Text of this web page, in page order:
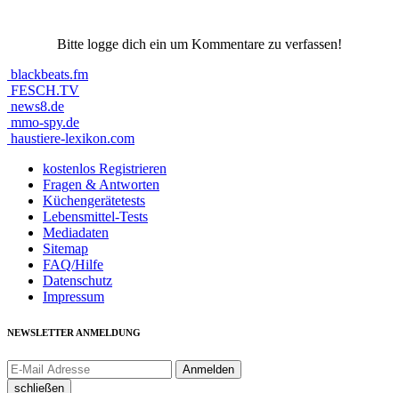
Bitte logge dich ein um Kommentare zu verfassen!
blackbeats.fm
FESCH.TV
news8.de
mmo-spy.de
haustiere-lexikon.com
kostenlos Registrieren
Fragen & Antworten
Küchengerätetests
Lebensmittel-Tests
Mediadaten
Sitemap
FAQ/Hilfe
Datenschutz
Impressum
NEWSLETTER ANMELDUNG
schließen